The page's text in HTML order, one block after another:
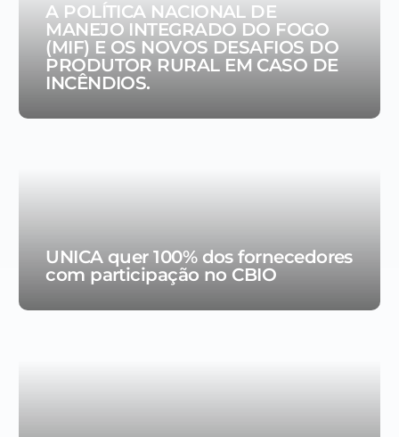
A POLÍTICA NACIONAL DE
MANEJO INTEGRADO DO FOGO
(MIF) E OS NOVOS DESAFIOS DO
PRODUTOR RURAL EM CASO DE
INCÊNDIOS.
UNICA quer 100% dos fornecedores
com participação no CBIO